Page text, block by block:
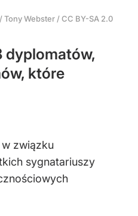
/Tony Webster / CC BY-SA 2.0
dyplomatów,
które
związku
sygnatariuszy